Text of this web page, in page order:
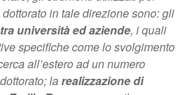
in tale direzione sono: gli
università ed aziende, i quali
specifiche come lo svolgimento
all’estero ad un numero
larealizzazione di